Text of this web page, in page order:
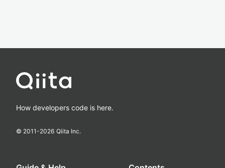
How developers code is here.
© 2011-2026 Qiita Inc.